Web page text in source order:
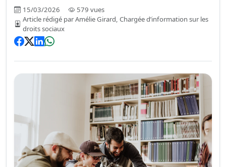
15/03/2026
579 vues
Article rédigé par Amélie Girard, Chargée d’information sur les
droits sociaux